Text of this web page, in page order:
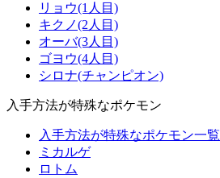
リョウ(1人目)
キクノ(2人目)
オーバ(3人目)
ゴヨウ(4人目)
シロナ(チャンピオン)
入手方法が特殊なポケモン
入手方法が特殊なポケモン一覧
ミカルゲ
ロトム